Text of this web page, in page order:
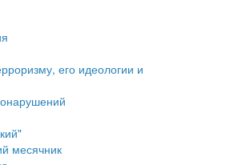
воздействия
проектирования
и застройки
его идеологии и
месячник